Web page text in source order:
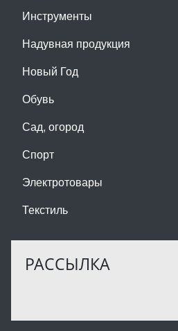
Инструменты
Надувная продукция
Новый Год
Обувь
Сад, огород
Спорт
Электротовары
Текстиль
РАССЫЛКА